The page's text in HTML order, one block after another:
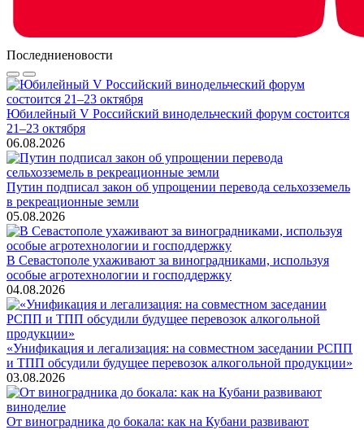
Последниеновости
Юбилейный V Российский винодельческий форум состоится
21–23 октября
06.08.2026
Путин подписал закон об упрощении перевода сельхозземель
в рекреационные земли
05.08.2026
В Севастополе ухаживают за виноградниками, используя
особые агротехнологии и господдержку
04.08.2026
«Унификация и легализация: на совместном заседании РСПП
и ТПП обсудили будущее перевозок алкогольной продукции»
03.08.2026
От виноградника до бокала: как на Кубани развивают